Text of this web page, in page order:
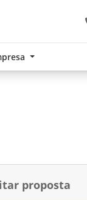
proposta